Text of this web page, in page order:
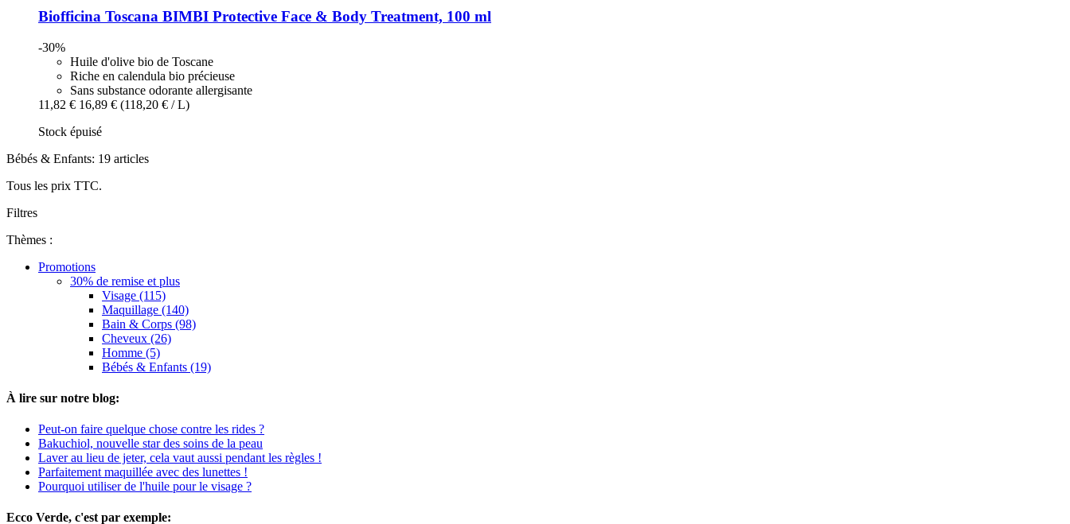
Biofficina Toscana BIMBI Protective Face & Body Treatment, 100 ml
-30%
Huile d'olive bio de Toscane
Riche en calendula bio précieuse
Sans substance odorante allergisante
11,82 € 16,89 € (118,20 € / L)
Stock épuisé
Bébés & Enfants: 19 articles
Tous les prix TTC.
Filtres
Thèmes :
Promotions
30% de remise et plus
Visage (115)
Maquillage (140)
Bain & Corps (98)
Cheveux (26)
Homme (5)
Bébés & Enfants (19)
À lire sur notre blog:
Peut-on faire quelque chose contre les rides ?
Bakuchiol, nouvelle star des soins de la peau
Laver au lieu de jeter, cela vaut aussi pendant les règles !
Parfaitement maquillée avec des lunettes !
Pourquoi utiliser de l'huile pour le visage ?
Ecco Verde, c'est par exemple: